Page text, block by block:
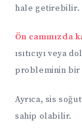
hale getirebilir.
Ön camınızda
ısıtıcıyı veya
probleminin
Ayrıca, sis
sahip olabilir.